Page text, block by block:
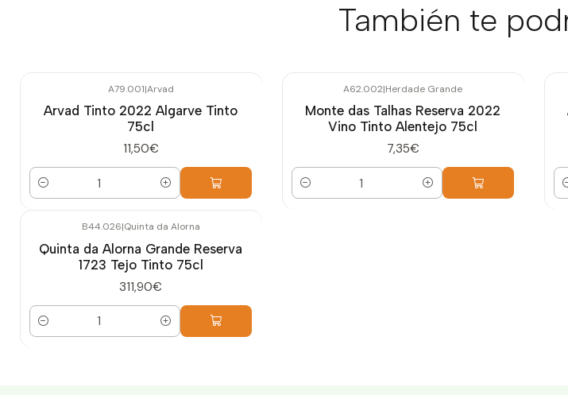
También te
A79.001|Arvad
Arvad Tinto 2022 Algarve Tinto
75cl
11,50€
Cantidad
A62.002|Herdade Grande
Monte das Talhas Reserva 2022
Vino Tinto Alentejo 75cl
7,35€
Cantidad
B44.026|Quinta da Alorna
Quinta da Alorna Grande Reserva
1723 Tejo Tinto 75cl
311,90€
Cantidad